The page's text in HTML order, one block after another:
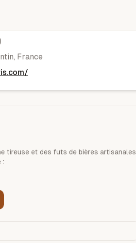
France
tireuse et des futs de bières artisanales
: